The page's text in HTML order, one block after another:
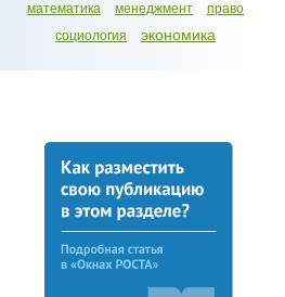
математика
менеджмент
право
социология
экономика